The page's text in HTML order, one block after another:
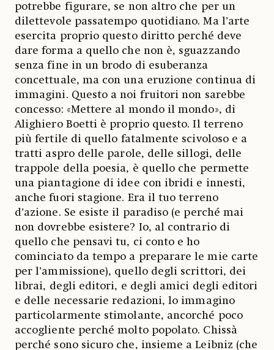
potrebbe figurare, se non altro che per un
dilettevole passatempo quotidiano. Ma l’arte
esercita proprio questo diritto perché deve
dare forma a quello che non è, sguazzando
senza fine in un brodo di esuberanza
concettuale, ma con una eruzione continua di
immagini. Questo a noi fruitori non sarebbe
concesso: «Mettere al mondo il mondo», di
Alighiero Boetti è proprio questo. Il terreno
più fertile di quello fatalmente scivoloso e a
tratti aspro delle parole, delle sillogi, delle
trappole della poesia, è quello che permette
una piantagione di idee con ibridi e innesti,
anche fuori stagione. Era il tuo terreno
d’azione. Se esiste il paradiso (e perché mai
non dovrebbe esistere? Io, al contrario di
quello che pensavi tu, ci conto e ho
cominciato da tempo a preparare le mie carte
per l’ammissione), quello degli scrittori, dei
librai, degli editori, e degli amici degli editori
e delle necessarie redazioni, lo immagino
particolarmente stimolante, ancorché poco
accogliente perché molto popolato. Chissà
perché sono sicuro che, insieme a Leibniz (che